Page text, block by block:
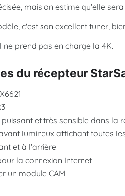
mais on estime qu'elle
c'est son excellent tuner,
ne prend pas en charge la 4K.
du récepteur
puissant et très sensible dans la
lumineux affichant toutes
et à l'arrière
la connexion Internet
un module CAM